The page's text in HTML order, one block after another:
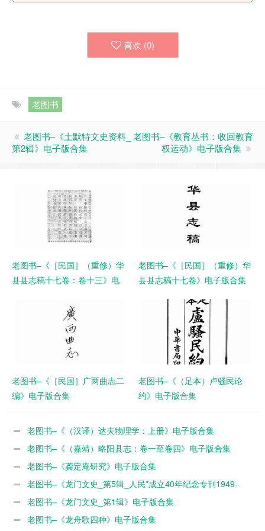
喜欢 (0)
老图书
老图书–《土默特文史资料_
第2辑》电子版合集
老图书–《教育丛书：收回教育
权运动》电子版合集
老图书–《［民国］（重修）华
县县志稿十七卷：卷十三》电
老图书–《［民国］（重修）华
县县志稿十七卷》电子版合集
老图书–《［民国］广两曲志二
编》电子版合集
老图书–《（足本）卢骚民论
约》电子版合集
老图书–《（汉译）达夫物理学：上册》电子版合集
老图书–《（嘉靖）略阳县志：卷一至卷四》电子版合集
老图书–《龚定庵研究》电子版合集
老图书–《龙门文史_第5辑_人民*成立40年纪念专刊1949-
1989》电子版合集
老图书–《龙门文史_第1辑》电子版合集
老图书–《龙舟歌四种》电子版合集